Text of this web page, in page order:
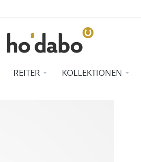
REITER KOLLEKTIONEN